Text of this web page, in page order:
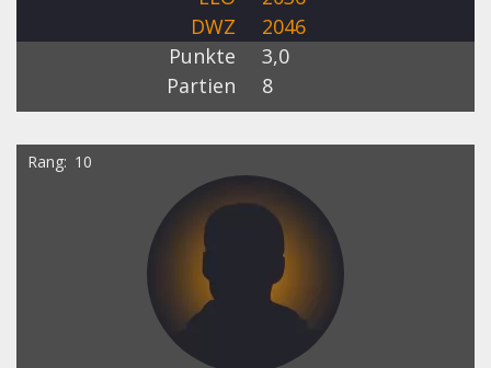
DWZ
2046
Punkte
3,0
Partien
8
Rang 10